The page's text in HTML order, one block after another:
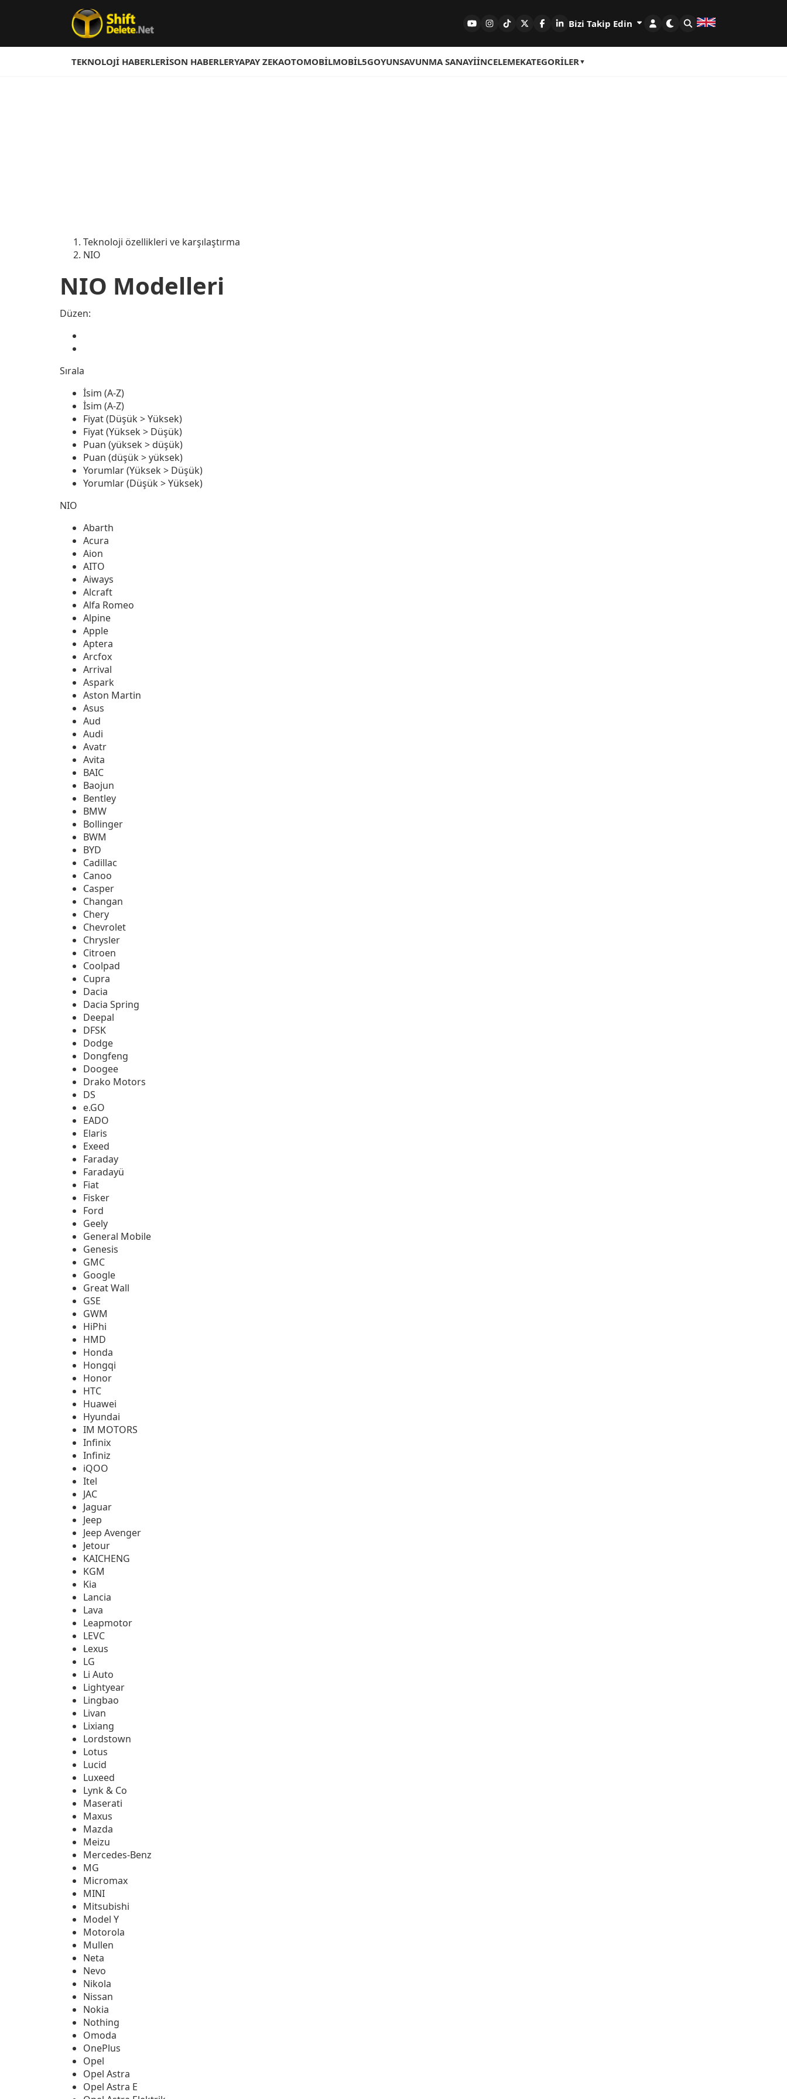
Bizi Takip Edin
TEKNOLOJI HABERLERISON HABERLERYAPAY ZEKAOTOMOBILMOBIL5GOYUNSAVUNMA SANAYIİNCELEMEKATEGORILER
Teknoloji özellikleri ve karşılaştırma
NIO
NIO Modelleri
Düzen:
Sırala
İsim (A-Z)
İsim (A-Z)
Fiyat (Düşük > Yüksek)
Fiyat (Yüksek > Düşük)
Puan (yüksek > düşük)
Puan (düşük > yüksek)
Yorumlar (Yüksek > Düşük)
Yorumlar (Düşük > Yüksek)
NIO
Abarth
Acura
Aion
AITO
Aiways
Alcraft
Alfa Romeo
Alpine
Apple
Aptera
Arcfox
Arrival
Aspark
Aston Martin
Asus
Aud
Audi
Avatr
Avita
BAIC
Baojun
Bentley
BMW
Bollinger
BWM
BYD
Cadillac
Canoo
Casper
Changan
Chery
Chevrolet
Chrysler
Citroen
Coolpad
Cupra
Dacia
Dacia Spring
Deepal
DFSK
Dodge
Dongfeng
Doogee
Drako Motors
DS
e.GO
EADO
Elaris
Exeed
Faraday
Faradayü
Fiat
Fisker
Ford
Geely
General Mobile
Genesis
GMC
Google
Great Wall
GSE
GWM
HiPhi
HMD
Honda
Hongqi
Honor
HTC
Huawei
Hyundai
IM MOTORS
Infinix
Infiniz
iQOO
Itel
JAC
Jaguar
Jeep
Jeep Avenger
Jetour
KAICHENG
KGM
Kia
Lancia
Lava
Leapmotor
LEVC
Lexus
LG
Li Auto
Lightyear
Lingbao
Livan
Lixiang
Lordstown
Lotus
Lucid
Luxeed
Lynk & Co
Maserati
Maxus
Mazda
Meizu
Mercedes-Benz
MG
Micromax
MINI
Mitsubishi
Model Y
Motorola
Mullen
Neta
Nevo
Nikola
Nissan
Nokia
Nothing
Omoda
OnePlus
Opel
Opel Astra
Opel Astra E